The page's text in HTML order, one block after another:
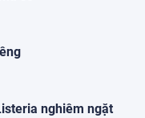
nghiêm ngặt